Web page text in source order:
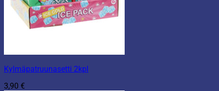
Kylmäpatruunasetti 2kpl
3,90 €